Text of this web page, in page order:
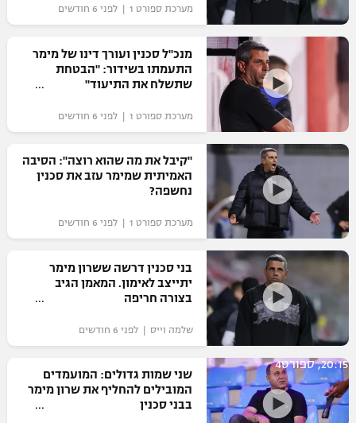
מערכת ספורט 1 | לפני 6 חודשים
מנכ"ל סכנין ועורך דינו של מימר
התעמתו בשידור: "הבטחת
שתשלח את התיעוד"
מערכת ספורט 1 | לפני 6 חודשים
"קיבל את מה שהוא רוצה": הסיבה
האמיתית שמימר עזב את סכנין
נחשפה?
מערכת ספורט 1 | לפני 6 חודשים
בני סכנין דרשה ששרון מימר
יתייצב לאימון. המאמן הגיב
בצורה חריפה
שלמה וייס | לפני 6 חודשים
20:15, ספורט4
שני שמות גדולים: המועמדים
המובילים להחליף את שרון מימר
בבני סכנין